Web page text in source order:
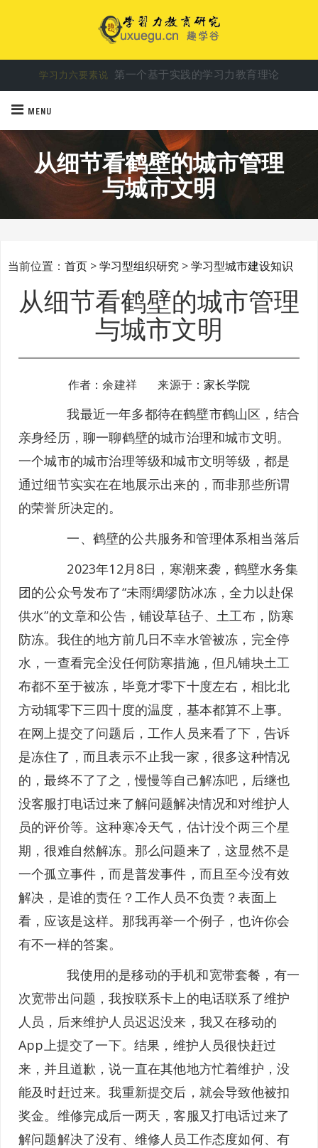
学习力六要素说 第一个基于实践的学习力教育理论
MENU
从细节看鹤壁的城市管理
与城市文明
当前位置： 首页 >学习型组织研究 >学习型城市建设知识
从细节看鹤壁的城市管理
与城市文明
作者：余建祥 来源于：家长学院
我最近一年多都待在鹤壁市鹤山区，结合
亲身经历，聊一聊鹤壁的城市治理和城市文明。
一个城市的城市治理等级和城市文明等级，都是
通过细节实实在在地展示出来的，而非那些所谓
的荣誉所决定的。
一、鹤壁的公共服务和管理体系相当落后
2023年12月8日，寒潮来袭，鹤壁水务集
团的公众号发布了“未雨绸缪防冰冻，全力以赴保
供水”的文章和公告，铺设草毡子、土工布，防寒
防冻。我住的地方前几日不幸水管被冻，完全停
水，一查看完全没任何防寒措施，但凡铺块土工
布都不至于被冻，毕竟才零下十度左右，相比北
方动辄零下三四十度的温度，基本都算不上事。
在网上提交了问题后，工作人员来看了下，告诉
是冻住了，而且表示不止我一家，很多这种情况
的，最终不了了之，慢慢等自己解冻吧，后继也
没客服打电话过来了解问题解决情况和对维护人
员的评价等。这种寒冷天气，估计没个两三个星
期，很难自然解冻。那么问题来了，这显然不是
一个孤立事件，而是普发事件，而且至今没有效
解决，是谁的责任？工作人员不负责？表面上
看，应该是这样。那我再举一个例子，也许你会
有不一样的答案。
我使用的是移动的手机和宽带套餐，有一
次宽带出问题，我按联系卡上的电话联系了维护
人员，后来维护人员迟迟没来，我又在移动的
App上提交了一下。结果，维护人员很快赶过
来，并且道歉，说一直在其他地方忙着维护，没
能及时赶过来。我重新提交后，就会导致他被扣
奖金。维修完成后一两天，客服又打电话过来了
解问题解决了没有、维修人员工作态度如何、有